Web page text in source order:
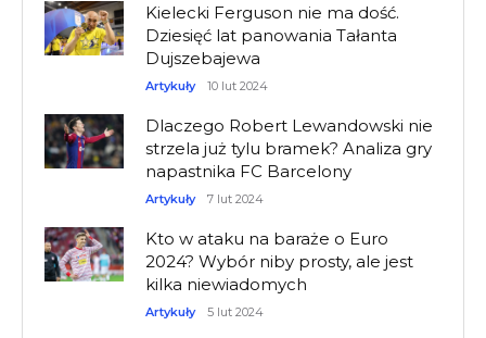
Kielecki Ferguson nie ma dość.
Dziesięć lat panowania Tałanta
Dujszebajewa
Artykuły 10 lut 2024
Dlaczego Robert Lewandowski nie
strzela już tylu bramek? Analiza gry
napastnika FC Barcelony
Artykuły 7 lut 2024
Kto w ataku na baraże o Euro
2024? Wybór niby prosty, ale jest
kilka niewiadomych
Artykuły 5 lut 2024